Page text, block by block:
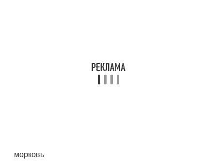
морковь